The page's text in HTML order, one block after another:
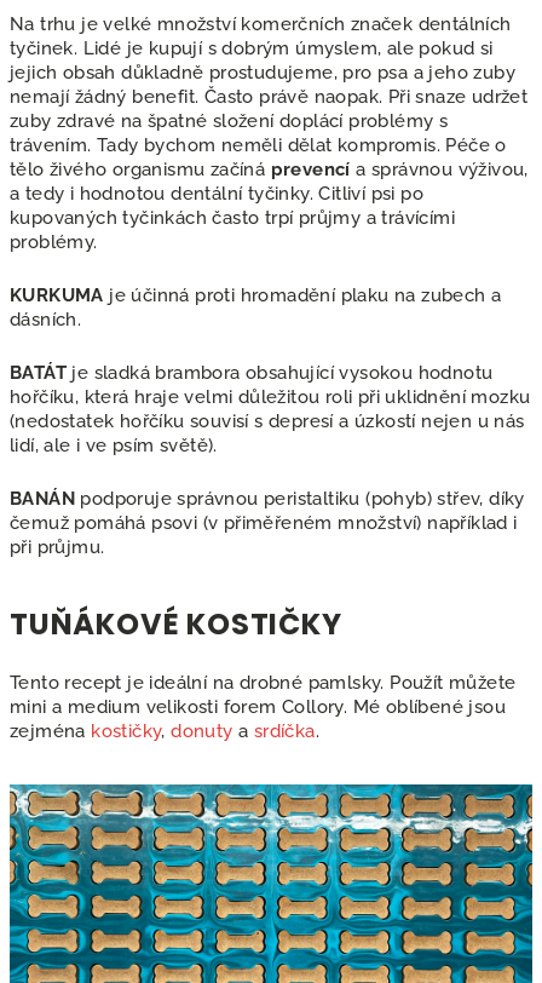
Na trhu je velké množství komerčních značek dentálních
tyčinek. Lidé je kupují s dobrým úmyslem, ale pokud si
jejich obsah důkladně prostudujeme, pro psa a jeho zuby
nemají žádný benefit. Často právě naopak. Při snaze udržet
zuby zdravé na špatné složení doplácí problémy s
trávením. Tady bychom neměli dělat kompromis. Péče o
tělo živého organismu začíná prevencí a správnou výživou,
a tedy i hodnotou dentální tyčinky. Citliví psi po
kupovaných tyčinkách často trpí průjmy a trávícími
problémy.
KURKUMA je účinná proti hromadění plaku na zubech a
dásních.
BATÁT je sladká brambora obsahující vysokou hodnotu
hořčíku, která hraje velmi důležitou roli při uklidnění mozku
(nedostatek hořčíku souvisí s depresí a úzkostí nejen u nás
lidí, ale i ve psím světě).
BANÁN podporuje správnou peristaltiku (pohyb) střev, díky
čemuž pomáhá psovi (v přiměřeném množství) například i
při průjmu.
TUŇÁKOVÉ KOSTIČKY
Tento recept je ideální na drobné pamlsky. Použít můžete
mini a medium velikosti forem Collory. Mé oblíbené jsou
zejména kostičky,donuty a srdíčka.